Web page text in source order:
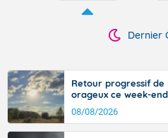
Dernier
Retour progressif
orageux ce week-end
08/08/2026